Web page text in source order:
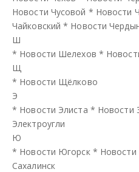
Новости Чусовой * Новости
Чайковский * Новости
Ш
* Новости Шелехов *
Щ
* Новости Щёлково
Э
* Новости Элиста * Новости
Электроугли
Ю
* Новости Югорск *
Сахалинск